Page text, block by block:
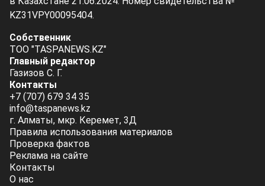
KZ31VPY00095404.
Собственник
ТОО "TASPANEWS.KZ"
Главный редактор
Газизов С. Г.
Контакты
+7 (707) 679 34 35
info@taspanews.kz
г. Алматы, мкр. Керемет, 3Д
Правила использования материалов
Проверка фактов
Реклама на сайте
Контакты
О нас